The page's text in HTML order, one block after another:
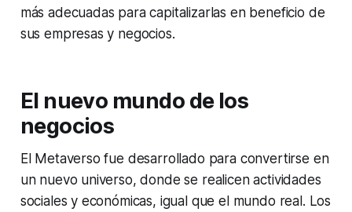
más adecuadas para capitalizarlas en beneficio de
sus empresas y negocios.
El nuevo mundo de los
negocios
El Metaverso fue desarrollado para convertirse en
un nuevo universo, donde se realicen actividades
sociales y económicas, igual que el mundo real. Los